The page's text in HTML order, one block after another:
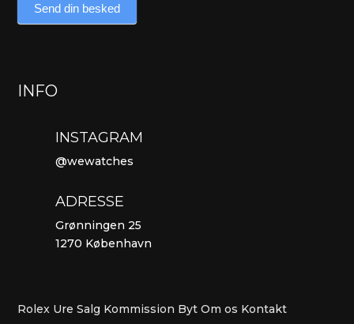
Send din besked
INFO
INSTAGRAM
@wewatches
ADRESSE
Grønningen 25
1270 København
Rolex Ure Salg Kommission Byt Om os Kontakt